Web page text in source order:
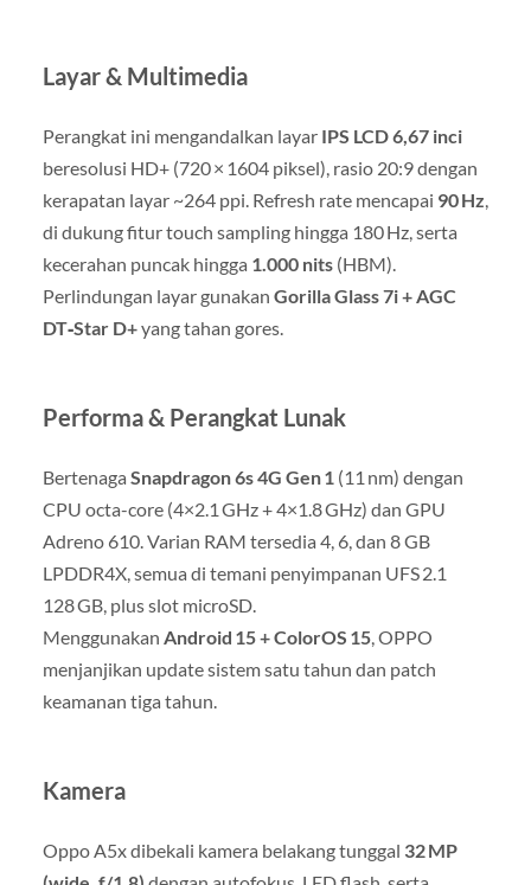
Layar & Multimedia
Perangkat ini mengandalkan layar IPS LCD 6,67 inci
beresolusi HD+ (720 × 1604 piksel), rasio 20:9 dengan
kerapatan layar ~264 ppi. Refresh rate mencapai 90 Hz,
di dukung fitur touch sampling hingga 180 Hz, serta
kecerahan puncak hingga 1.000 nits(HBM).
Perlindungan layar gunakan Gorilla Glass 7i + AGC
DT‑Star D+yang tahan gores.
Performa & Perangkat Lunak
Bertenaga Snapdragon 6s 4G Gen 1(11 nm) dengan
CPU octa-core (4×2.1 GHz + 4×1.8 GHz) dan GPU
Adreno 610.Varian RAM tersedia 4, 6, dan 8 GB
LPDDR4X, semua di temani penyimpanan UFS 2.1
128 GB, plus slot microSD.
Menggunakan Android 15 + ColorOS 15, OPPO
menjanjikan update sistem satu tahun dan patch
keamanan tiga tahun.
Kamera
Oppo A5x dibekali kamera belakang tunggal 32 MP